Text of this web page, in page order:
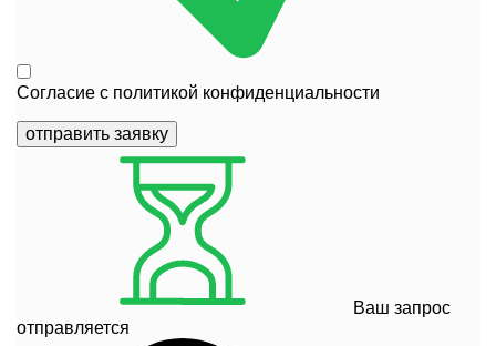
Согласие с политикой конфиденциальности
отправить заявку
Ваш запрос
отправляется